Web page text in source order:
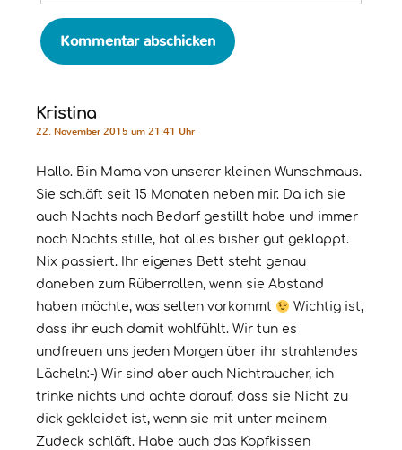
Kristina
22. November 2015 um 21:41 Uhr
Hallo. Bin Mama von unserer kleinen Wunschmaus.
Sie schläft seit 15 Monaten neben mir. Da ich sie
auch Nachts nach Bedarf gestillt habe und immer
noch Nachts stille, hat alles bisher gut geklappt.
Nix passiert. Ihr eigenes Bett steht genau
daneben zum Rüberrollen, wenn sie Abstand
haben möchte, was selten vorkommt
Wichtig ist,
dass ihr euch damit wohlfühlt. Wir tun es
undfreuen uns jeden Morgen über ihr strahlendes
Lächeln:-) Wir sind aber auch Nichtraucher, ich
trinke nichts und achte darauf, dass sie Nicht zu
dick gekleidet ist, wenn sie mit unter meinem
Zudeck schläft. Habe auch das Kopfkissen